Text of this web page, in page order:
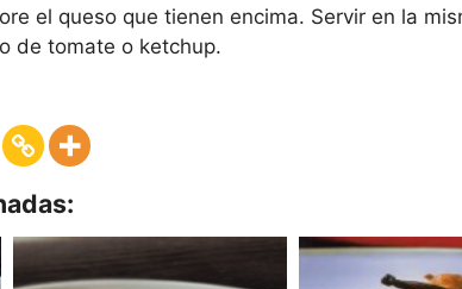
el queso que tienen encima. Servir en la
de tomate o ketchup.